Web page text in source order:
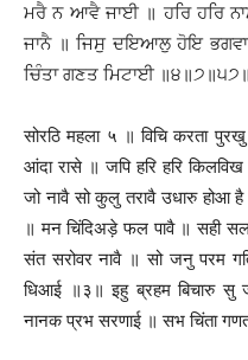
ਮਰੈ ਨ ਆਵੈ ਜਾਈ ॥ ਹਰਿ ਹਰਿ
ਜਾਨੈ ॥ ਜਿਸੁ ਦਇਆਲੁ ਹੋਇ
ਚਿੰਤਾ ਗਣਤ ਮਿਟਾਈ ॥੪॥੭॥੫੭॥
सोरठि महला ५ ॥ विचि करता
आंदा रासे ॥ जपि हरि हरि
जो नावै सो कुलु तरावै उधारु
॥ मन चिंदिअड़े फल पावै ॥ सही
संत सरोवर नावै ॥ सो जनु परम
धिआई ॥३॥ इहु ब्रहम बिचारु सु
नानक प्रभ सरणाई ॥ सभ चिंता